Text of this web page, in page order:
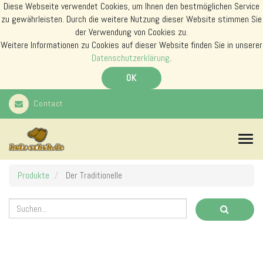
Diese Webseite verwendet Cookies, um Ihnen den bestmöglichen Service
zu gewährleisten. Durch die weitere Nutzung dieser Website stimmen Sie
der Verwendung von Cookies zu.
Weitere Informationen zu Cookies auf dieser Website finden Sie in unserer
Datenschutzerklärung.
OK
Contact
N
v
Produkte Der Traditionelle